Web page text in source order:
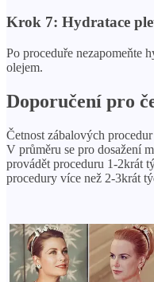
Krok 7: Hydratace
Po proceduře nezapomeňte
olejem.
Doporučení pro
Četnost zábalových
V průměru se pro dosažení
provádět proceduru 1-2krát
procedury více než 2-3krát